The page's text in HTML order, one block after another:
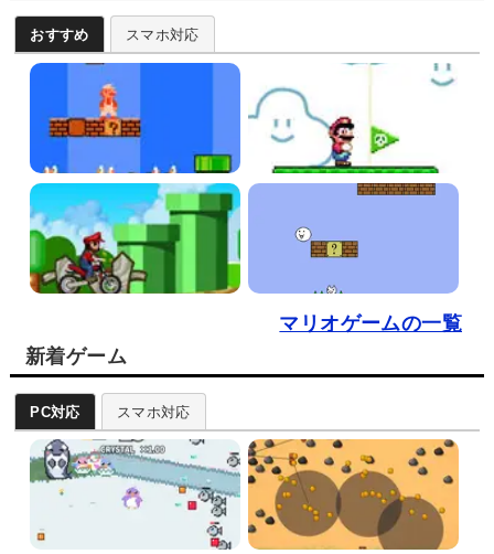
おすすめ スマホ対応
マリオゲームの一覧
新着ゲーム
PC対応 スマホ対応